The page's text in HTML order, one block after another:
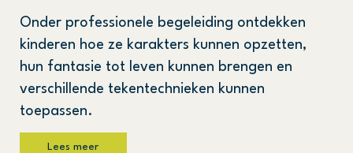
Onder professionele begeleiding ontdekken
kinderen hoe ze karakters kunnen opzetten,
hun fantasie tot leven kunnen brengen en
verschillende tekentechnieken kunnen
toepassen.
Lees meer